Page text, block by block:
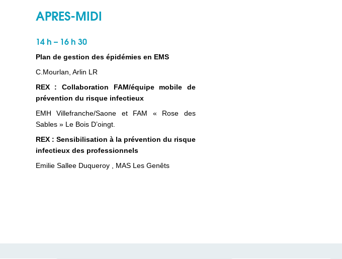
APRES-MIDI
14 h – 16 h 30
Plan de gestion des épidémies en EMS
C.Mourlan, Arlin LR
REX : Collaboration FAM/équipe mobile de
prévention du risque infectieux
EMH Villefranche/Saone et FAM « Rose des
Sables » Le Bois D’oingt.
REX : Sensibilisation à la prévention du risque
infectieux des professionnels
Emilie Sallee Duqueroy , MAS Les Genêts